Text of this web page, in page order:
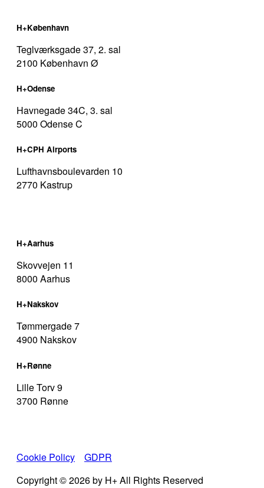
H+København
Teglværksgade 37, 2. sal
2100 København Ø
H+Odense
Havnegade 34C, 3. sal
5000 Odense C
H+CPH Airports
Lufthavnsboulevarden 10
2770 Kastrup
H+Aarhus
Skovvejen 11
8000 Aarhus
H+Nakskov
Tømmergade 7
4900 Nakskov
H+Rønne
Lille Torv 9
3700 Rønne
Cookie Policy
GDPR
Copyright © 2026 by H+ All Rights Reserved